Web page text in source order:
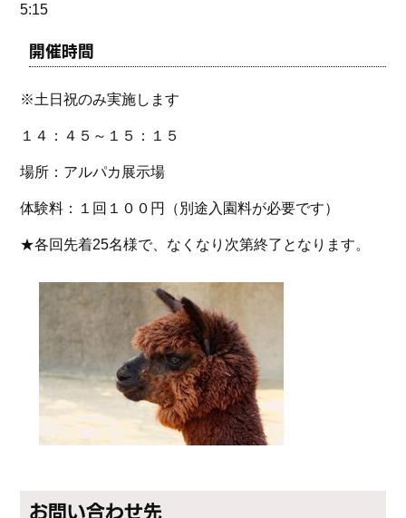
5:15
開催時間
※土日祝のみ実施します
１４：４５～１５：１５
場所：アルパカ展示場
体験料：１回１００円（別途入園料が必要です）
★各回先着25名様で、なくなり次第終了となります。
お問い合わせ先